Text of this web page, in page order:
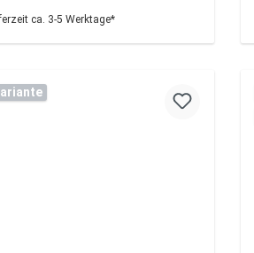
ca. 3-5 Werktage*